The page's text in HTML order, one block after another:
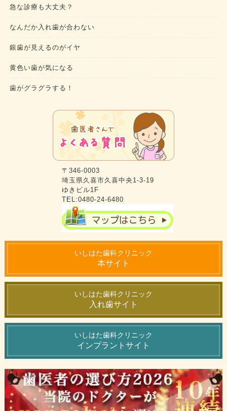
急な診療も大丈夫？
なんだか入れ歯が合わない
銀歯が見えるのがイヤ
黄色い歯が気になる
歯がグラグラする！
〒346-0003
埼玉県久喜市久喜中央1-3-19
ゆきビル1F
TEL:0480-24-6480
いしはた歯科クリニック
本サイト
いしはた歯科クリニック
入れ歯サイト
いしはた歯科クリニック
インプラントサイト